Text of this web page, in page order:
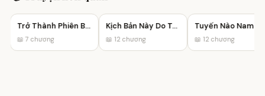
Trở Thành Phiên Bản Tốt Hơn
📖 7 chương
Kịch Bản Này Do Tôi Viết Sao?
📖 12 chương 📖 12 chương